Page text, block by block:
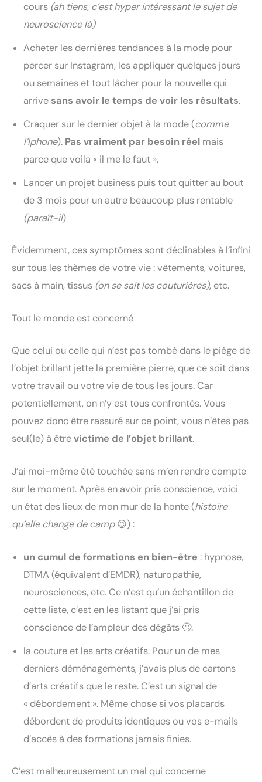
cours (ah tiens, c’est hyper intéressant le sujet de
neuroscience là)
Acheter les dernières tendances à la mode pour
percer sur Instagram, les appliquer quelques jours
ou semaines et tout lâcher pour la nouvelle qui
arrive sans avoir le temps de voir les résultats.
Craquer sur le dernier objet à la mode (comme
l’Iphone). Pas vraiment par besoin réel mais
parce que voila « il me le faut ».
Lancer un projet business puis tout quitter au bout
de 3 mois pour un autre beaucoup plus rentable
(paraît-il)
Évidemment, ces symptômes sont déclinables à l’infini
sur tous les thèmes de votre vie : vêtements, voitures,
sacs à main, tissus (on se sait les couturières), etc.
Tout le monde est concerné
Que celui ou celle qui n’est pas tombé dans le piège de
l’objet brillant jette la première pierre, que ce soit dans
votre travail ou votre vie de tous les jours. Car
potentiellement, on n’y est tous confrontés. Vous
pouvez donc être rassuré sur ce point, vous n’êtes pas
seul(le) à êtrevictime de l’objet brillant.
J’ai moi-même été touchée sans m’en rendre compte
sur le moment. Après en avoir pris conscience, voici
un état des lieux de mon mur de la honte (histoire
qu’elle change de camp😉) :
un cumul de formations en bien-être : hypnose,
DTMA (équivalent d’EMDR), naturopathie,
neurosciences, etc. Ce n’est qu’un échantillon de
cette liste, c’est en les listant que j’ai pris
conscience de l’ampleur des dégâts 🙄.
la couture et les arts créatifs. Pour un de mes
derniers déménagements, j’avais plus de cartons
d’arts créatifs que le reste. C’est un signal de
« débordement ». Même chose si vos placards
débordent de produits identiques ou vos e-mails
d’accès à des formations jamais finies.
C’est malheureusement un mal qui concerne